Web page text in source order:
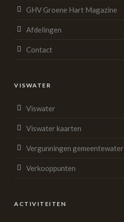
GHV Groene Hart Magazine
Afdelingen
Contact
VISWATER
Viswater
Viswater kaarten
Vergunningen gemeentewater
Verkooppunten
ACTIVITEITEN